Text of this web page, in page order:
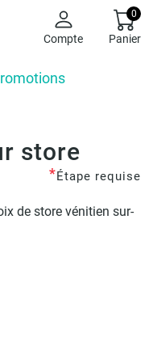
Compte
0
Panier
store
*Étape requise
de store vénitien sur-